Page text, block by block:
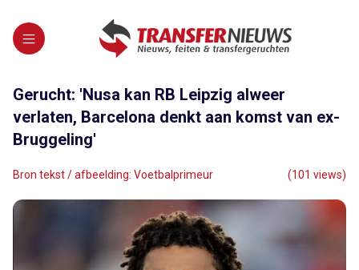
Gerucht: 'Nusa kan RB Leipzig alweer
verlaten, Barcelona denkt aan komst van ex-
Bruggeling'
Bron tekst / afbeelding: Voetbalprimeur (101 views)